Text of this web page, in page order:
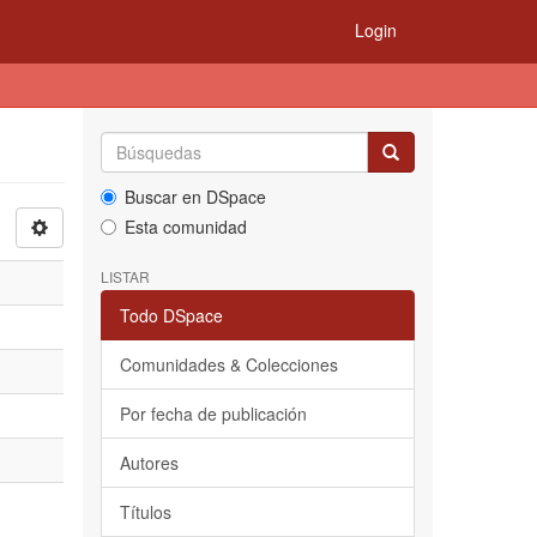
Login
Buscar en DSpace
Esta comunidad
LISTAR
Todo DSpace
Comunidades & Colecciones
Por fecha de publicación
Autores
Títulos